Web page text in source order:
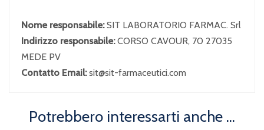
Nome responsabile:SIT LABORATORIO FARMAC. Srl
Indirizzo responsabile:CORSO CAVOUR, 70 27035
MEDE PV
Contatto Email:sit@sit-farmaceutici.com
Potrebbero interessarti anche ...